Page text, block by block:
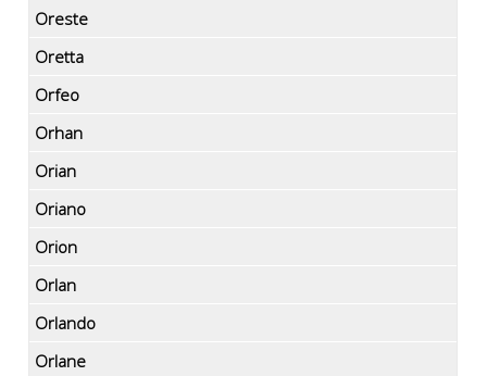
Oreste
Oretta
Orfeo
Orhan
Orian
Oriano
Orion
Orlan
Orlando
Orlane